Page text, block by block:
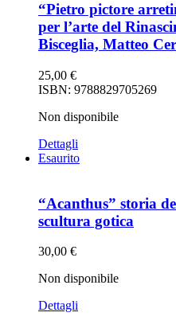
“Pietro pictore
per l’arte del
Bisceglia, Matteo
25,00 €
ISBN: 9788829705269
Non disponibile
Dettagli
Esaurito
“Acanthus” storia
scultura gotica
30,00 €
Non disponibile
Dettagli